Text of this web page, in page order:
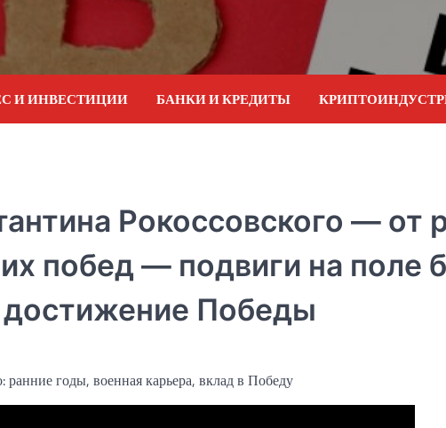
И ИНВЕСТИЦИИ БАНКИ И КРЕДИТЫ
Рокоссовского — от
побед — подвиги на поле
Победы